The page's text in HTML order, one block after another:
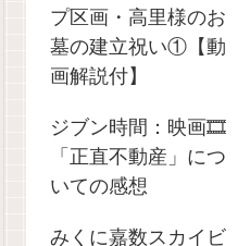
プ区画・高里様のお
墓の建立祝い①【動
画解説付】
ジブン時間：映画🎞️
「正直不動産」につ
いての感想
みくに嘉数スカイビ